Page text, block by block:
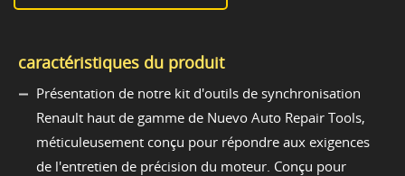
caractéristiques du produit
Présentation de notre kit d'outils de synchronisation
Renault haut de gamme de Nuevo Auto Repair Tools,
méticuleusement conçu pour répondre aux exigences
de l'entretien de précision du moteur. Conçu pour